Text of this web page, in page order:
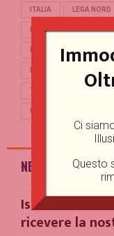
ITALIA LEGA NORD
MERKEL
SALVINI
TRUMP
UNIONE EUROPEA
NEWSLETTER
Iscriviti alla
ricevere la
Ci
Questo